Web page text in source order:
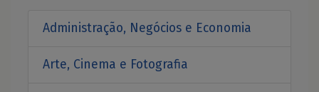
Administração, Negócios e Economia
Arte, Cinema e Fotografia